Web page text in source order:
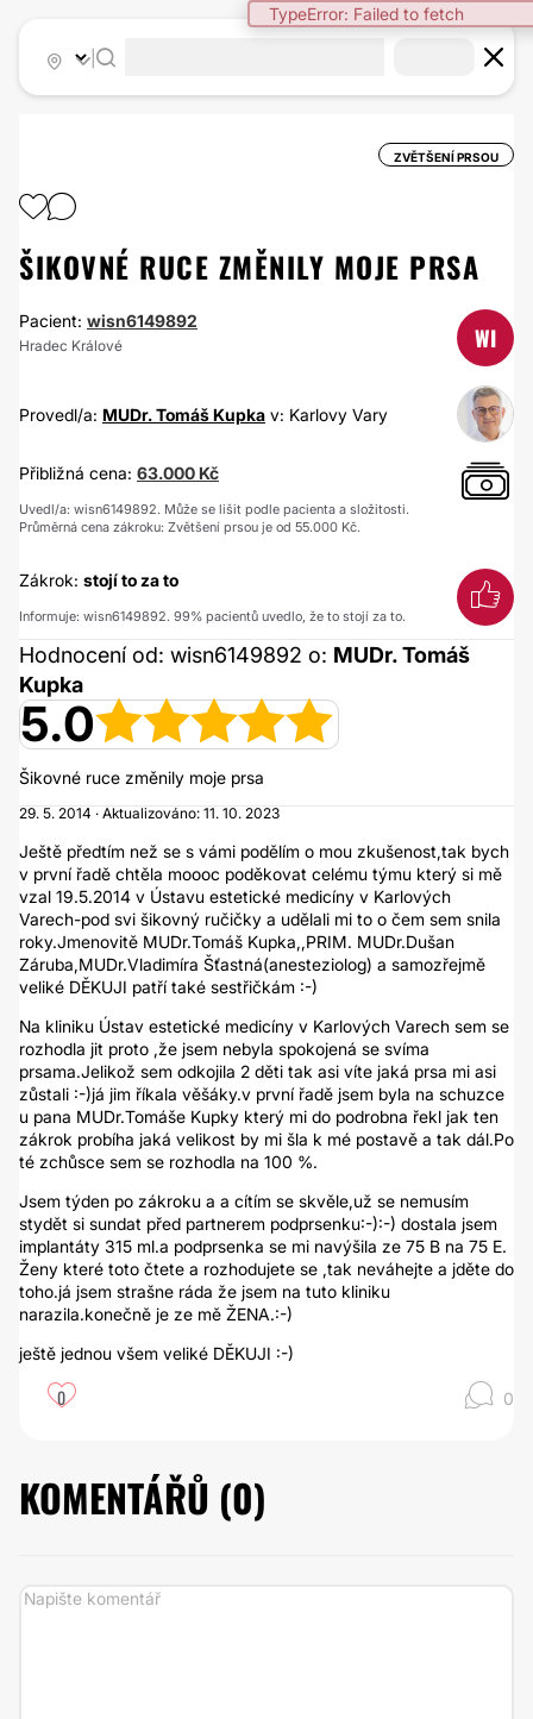
TypeError: Failed to fetch
ZVĚTŠENÍ PRSOU
ŠIKOVNÉ RUCE ZMĚNILY MOJE PRSA
Pacient: wisn6149892
Hradec Králové WI
Provedl/a: MUDr. Tomáš Kupka v: Karlovy Vary
Přibližná cena: 63.000 Kč
Uvedl/a: wisn6149892. Může se lišit podle pacienta a složitosti.
Průměrná cena zákroku: Zvětšení prsou je od 55.000 Kč.
Zákrok: stojí to za to
Informuje: wisn6149892. 99% pacientů uvedlo, že to stojí za to.
Hodnocení od: wisn6149892 o: MUDr. Tomáš
Kupka
5.0
Šikovné ruce změnily moje prsa
29. 5. 2014 · Aktualizováno: 11. 10. 2023
Ještě předtím než se s vámi podělím o mou zkušenost,tak bych
v první řadě chtěla moooc poděkovat celému týmu který si mě
vzal 19.5.2014 v Ústavu estetické medicíny v Karlových
Varech-pod svi šikovný ručičky a udělali mi to o čem sem snila
roky.Jmenovitě MUDr.Tomáš Kupka,,PRIM. MUDr.Dušan
Záruba,MUDr.Vladimíra Šťastná(anesteziolog) a samozřejmě
veliké DĚKUJI patří také sestřičkám :-)
Na kliniku Ústav estetické medicíny v Karlových Varech sem se
rozhodla jit proto ,že jsem nebyla spokojená se svíma
prsama.Jelikož sem odkojila 2 děti tak asi víte jaká prsa mi asi
zůstali :-)já jim říkala věšáky.v první řadě jsem byla na schuzce
u pana MUDr.Tomáše Kupky který mi do podrobna řekl jak ten
zákrok probíha jaká velikost by mi šla k mé postavě a tak dál.Po
té zchůsce sem se rozhodla na 100 %.
Jsem týden po zákroku a a cítím se skvěle,už se nemusím
stydět si sundat před partnerem podprsenku:-):-) dostala jsem
implantáty 315 ml.a podprsenka se mi navýšila ze 75 B na 75 E.
Ženy které toto čtete a rozhodujete se ,tak neváhejte a jděte do
toho.já jsem strašne ráda že jsem na tuto kliniku
narazila.konečně je ze mě ŽENA.:-)
ještě jednou všem veliké DĚKUJI :-)
0 0
KOMENTÁŘŮ (0)